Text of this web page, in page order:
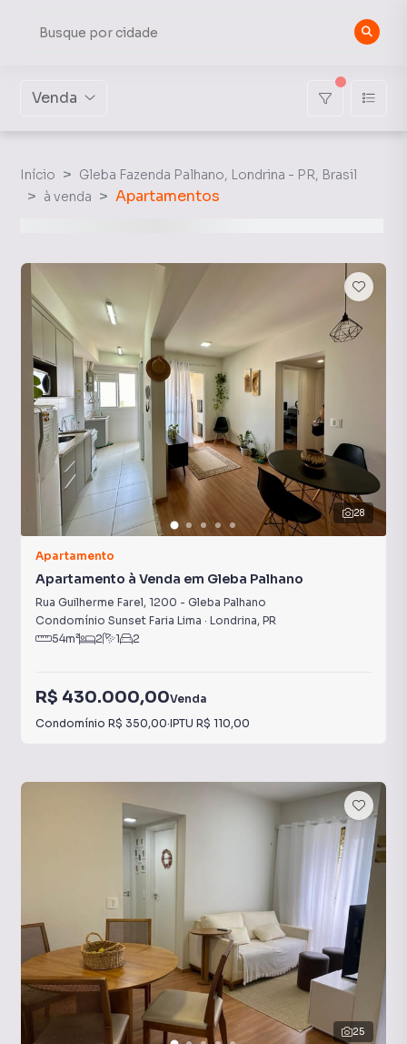
Venda
Início
Gleba Fazenda Palhano, Londrina - PR, Brasil
à venda
Apartamentos
28
Apartamento
Apartamento à Venda em Gleba Palhano
Rua Guilherme Farel, 1200 - Gleba Palhano
Condomínio Sunset Faria Lima · Londrina, PR
54m² 2 1 2
R$ 430.000,00Venda
Condomínio R$ 350,00·IPTU R$ 110,00
25